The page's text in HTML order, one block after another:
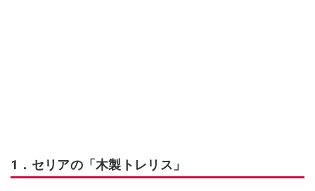
1．セリアの「木製トレリス」